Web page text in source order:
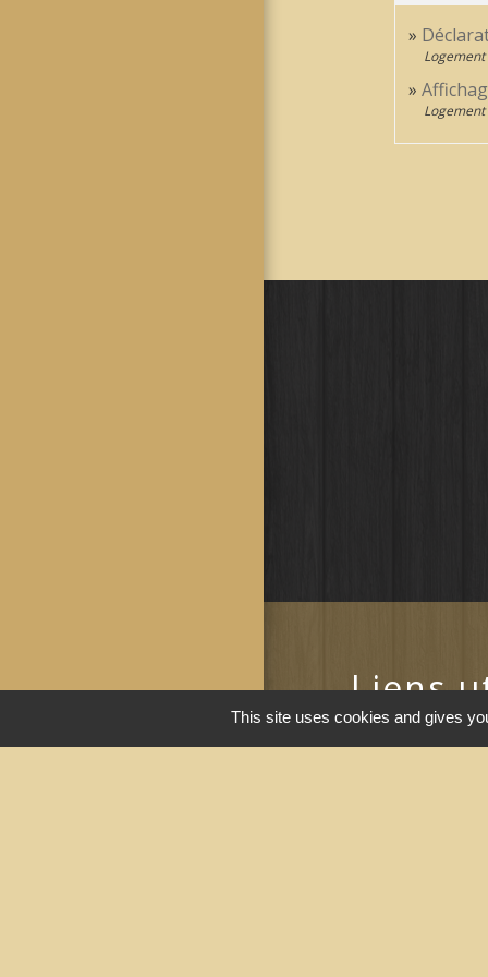
Logement
Logement
Liens
This site uses cookies and gives